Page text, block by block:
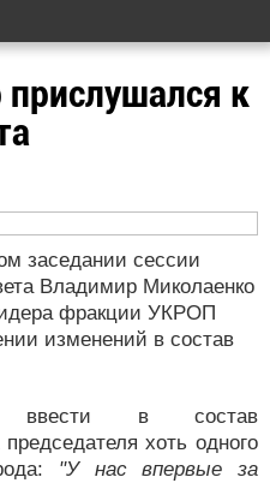
к
заседании сессии
Владимир Миколаенко
фракции УКРОП
изменений в состав
ввести в состав
хоть одного
"У нас впервые за